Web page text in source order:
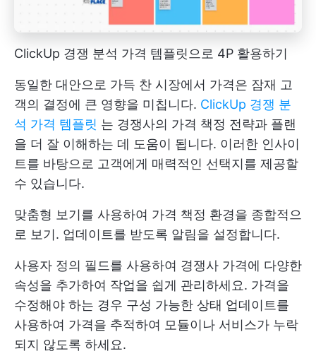
ClickUp 경쟁 분석 가격 템플릿으로 4P 활용하기
동일한 대안으로 가득 찬 시장에서 가격은 잠재 고
객의 결정에 큰 영향을 미칩니다. ClickUp 경쟁 분
석 가격 템플릿 는 경쟁사의 가격 책정 전략과 플랜
을 더 잘 이해하는 데 도움이 됩니다. 이러한 인사이
트를 바탕으로 고객에게 매력적인 선택지를 제공할
수 있습니다.
맞춤형 보기를 사용하여 가격 책정 환경을 종합적으
로 보기. 업데이트를 받도록 알림을 설정합니다.
사용자 정의 필드를 사용하여 경쟁사 가격에 다양한
속성을 추가하여 작업을 쉽게 관리하세요. 가격을
수정해야 하는 경우 구성 가능한 상태 업데이트를
사용하여 가격을 추적하여 모듈이나 서비스가 누락
되지 않도록 하세요.